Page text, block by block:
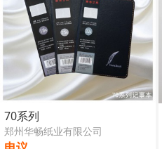
70系列
郑州华畅纸业有限公司